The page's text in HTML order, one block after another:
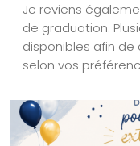
Je reviens
de graduation.
disponibles afin de
selon vos